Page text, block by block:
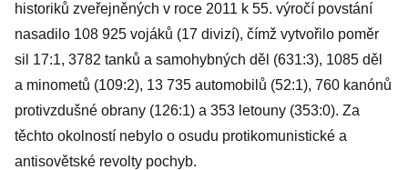
historiků zveřejněných v roce 2011 k 55. výročí povstání
nasadilo 108 925 vojáků (17 divizí), čímž vytvořilo poměr
sil 17:1, 3782 tanků a samohybných děl (631:3), 1085 děl
a minometů (109:2), 13 735 automobilů (52:1), 760 kanónů
protivzdušné obrany (126:1) a 353 letouny (353:0). Za
těchto okolností nebylo o osudu protikomunistické a
antisovětské revolty pochyb.